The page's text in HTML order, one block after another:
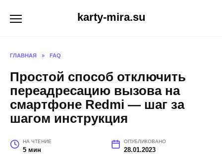
karty-mira.su
ГЛАВНАЯ » FAQ
Простой способ отключить
переадресацию вызова на
смартфоне Redmi — шаг за
шагом инструкция
НА ЧТЕНИЕ
5 мин
ОПУБЛИКОВАНО
28.01.2023